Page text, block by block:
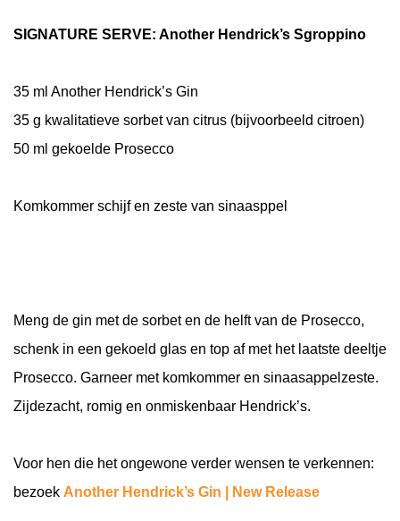
SIGNATURE SERVE: Another Hendrick’s Sgroppino
35 ml Another Hendrick’s Gin
35 g kwalitatieve sorbet van citrus (bijvoorbeeld citroen)
50 ml gekoelde Prosecco
Komkommer schijf en zeste van sinaasppel
Meng de gin met de sorbet en de helft van de Prosecco,
schenk in een gekoeld glas en top af met het laatste deeltje
Prosecco. Garneer met komkommer en sinaasappelzeste.
Zijdezacht, romig en onmiskenbaar Hendrick’s.
Voor hen die het ongewone verder wensen te verkennen:
bezoek Another Hendrick’s Gin | New Release